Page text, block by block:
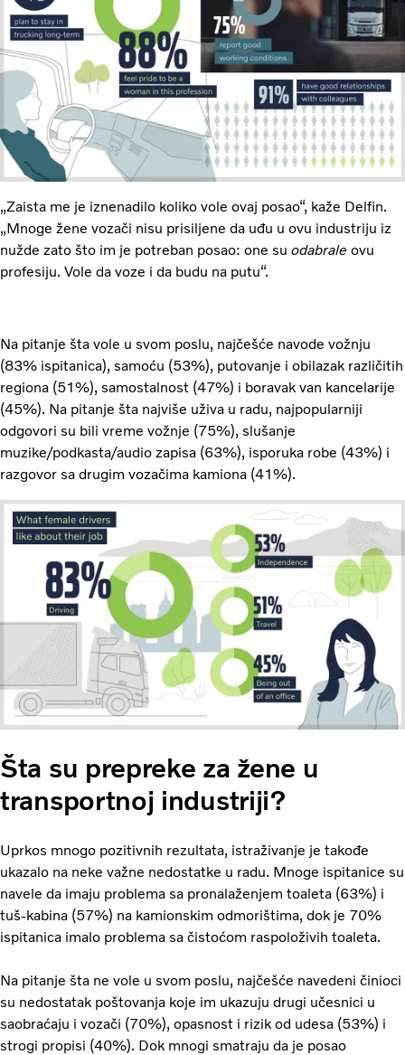
„Zaista me je iznenadilo koliko vole ovaj posao“, kaže Delfin.
„Mnoge žene vozači nisu prisiljene da uđu u ovu industriju iz
nužde zato što im je potreban posao: one su odabrale ovu
profesiju. Vole da voze i da budu na putu“.
Na pitanje šta vole u svom poslu, najčešće navode vožnju
(83% ispitanica), samoću (53%), putovanje i obilazak različitih
regiona (51%), samostalnost (47%) i boravak van kancelarije
(45%). Na pitanje šta najviše uživa u radu, najpopularniji
odgovori su bili vreme vožnje (75%), slušanje
muzike/podkasta/audio zapisa (63%), isporuka robe (43%) i
razgovor sa drugim vozačima kamiona (41%).
Šta su prepreke za žene u
transportnoj industriji?
Uprkos mnogo pozitivnih rezultata, istraživanje je takođe
ukazalo na neke važne nedostatke u radu. Mnoge ispitanice su
navele da imaju problema sa pronalaženjem toaleta (63%) i
tuš-kabina (57%) na kamionskim odmorištima, dok je 70%
ispitanica imalo problema sa čistoćom raspoloživih toaleta.
Na pitanje šta ne vole u svom poslu, najčešće navedeni činioci
su nedostatak poštovanja koje im ukazuju drugi učesnici u
saobraćaju i vozači (70%), opasnost i rizik od udesa (53%) i
strogi propisi (40%). Dok mnogi smatraju da je posao